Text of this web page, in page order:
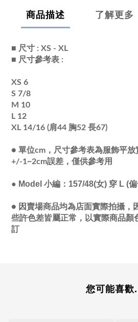
商品描述 了解更多
■ 尺寸 : XS - XL
■ 尺寸參考表 :
XS 6
S 7/8
M 10
L 12
XL 14/16 (肩44 胸52 長67)
● 單位cm，尺寸參考表為服飾平
+/-1~2cm誤差，僅供參考用
● Model 小編：157/48(女) 穿 L (
● 因賣場商品均為店面實際拍攝，
些許色差皆屬正常，以實際商品顏
訂
您可能喜歡